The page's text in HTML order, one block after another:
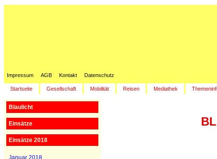
Impressum AGB Kontakt Datenschutz
Startseite Gesellschaft Mobilität Reisen Mediathek
Blaulicht
Einsätze
Einsätze 2018
Januar 2018